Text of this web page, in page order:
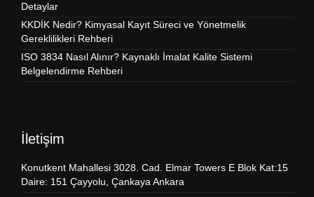
Detaylar
KKDİK Nedir? Kimyasal Kayıt Süreci ve Yönetmelik
Gereklilikleri Rehberi
ISO 3834 Nasıl Alınır? Kaynaklı İmalat Kalite Sistemi
Belgelendirme Rehberi
İletişim
Konutkent Mahallesi 3028. Cad. Elmar Towers E Blok Kat:15
Daire: 151 Çayyolu, Çankaya Ankara